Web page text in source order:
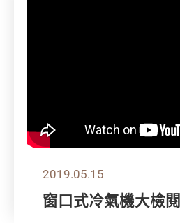
2019.05.15
窗口式冷氣機大檢閱